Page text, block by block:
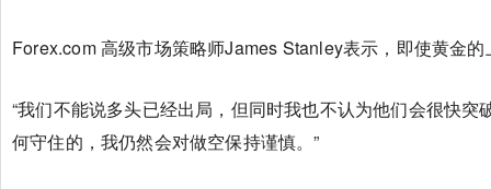
Forex.com 高级市场策略师James Stanley表示，即使黄金
“我们不能说多头已经出局，但同时我也不认为他们会很快
何守住的，我仍然会对做空保持谨慎。”